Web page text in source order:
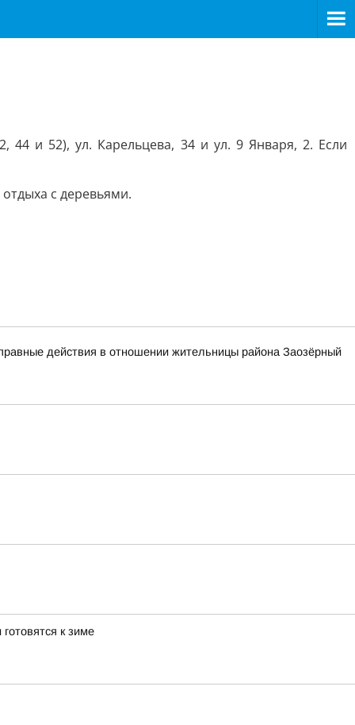
44 и 52), ул. Карельцева, 34 и ул. 9 Января, 2. Если
с деревьями.
действия в отношении жительницы района Заозёрный
к зиме